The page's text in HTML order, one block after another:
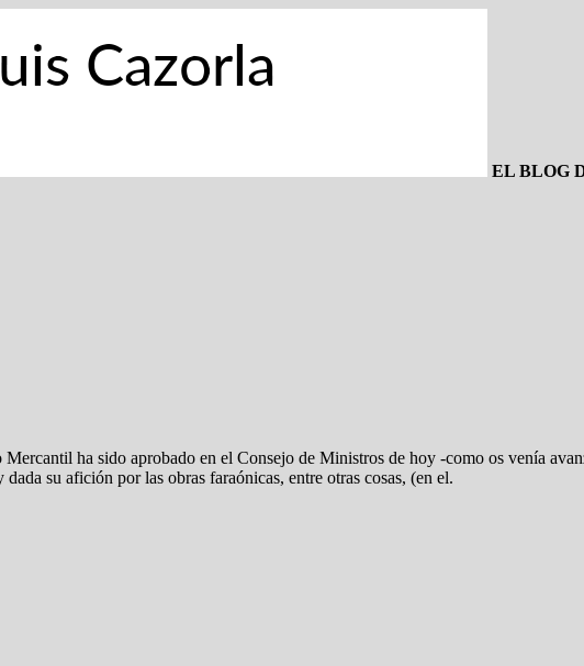
EL BLOG
ha sido aprobado en el Consejo de Ministros de hoy -como os venía
su afición por las obras faraónicas, entre otras cosas, (en el.